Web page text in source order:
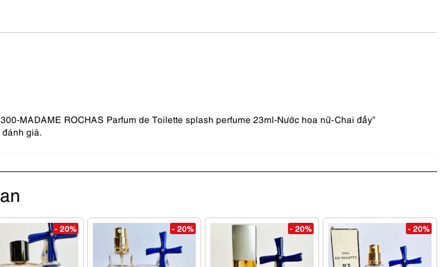
MADAME ROCHAS Parfum de Toilette splash perfume 23ml-Nước hoa nữ-Chai đầy”
giá.
- 20% - 20% - 20% - 20%